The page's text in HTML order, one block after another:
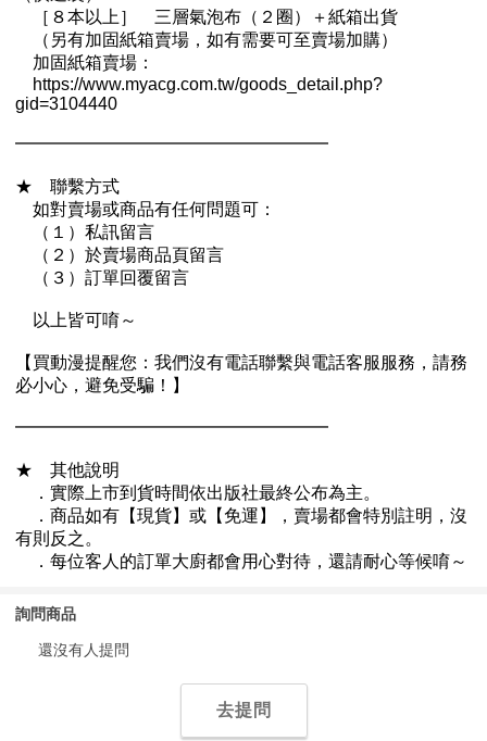
詢問商品
還沒有人提問
去提問